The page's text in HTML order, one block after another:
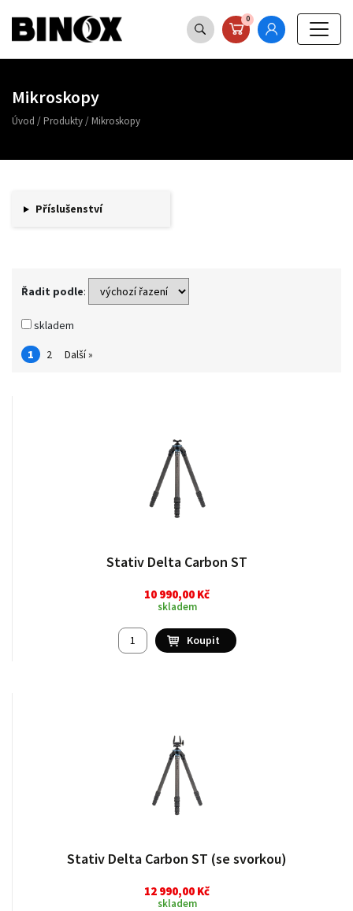
0
Mikroskopy
Úvod / Produkty/ Mikroskopy
Příslušenství
Řadit podle:
skladem
1 2 Další »
Stativ Delta Carbon ST
10 990,00 Kč
skladem
Stativ Delta Carbon ST (se svorkou)
12 990,00 Kč
skladem